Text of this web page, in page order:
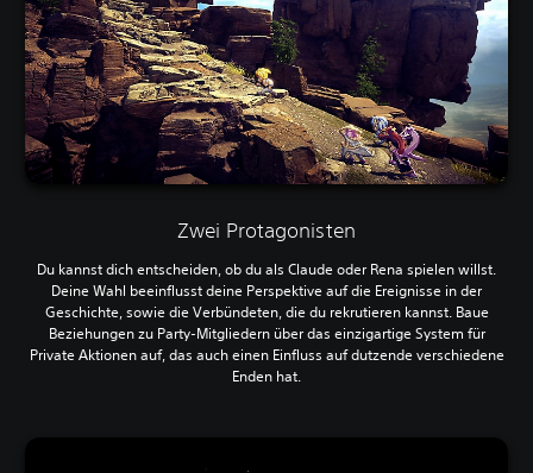
Zwei Protagonisten
Du kannst dich entscheiden, ob du als Claude oder Rena spielen willst.
Deine Wahl beeinflusst deine Perspektive auf die Ereignisse in der
Geschichte, sowie die Verbündeten, die du rekrutieren kannst. Baue
Beziehungen zu Party-Mitgliedern über das einzigartige System für
Private Aktionen auf, das auch einen Einfluss auf dutzende verschiedene
Enden hat.